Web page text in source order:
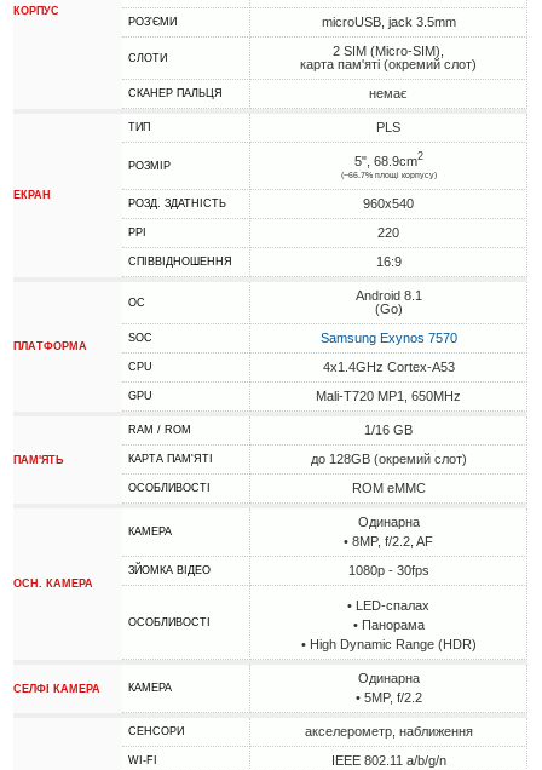
КОРПУС
РОЗ'ЄМИ microUSB, jack 3.5mm
СЛОТИ
2 SIM (Micro-SIM),
карта пам'яті (окремий слот)
СКАНЕР ПАЛЬЦЯ немає
ЕКРАН
ТИП PLS
РОЗМІР 5", 68.9cm2
(~66.7% площі корпусу)
РОЗД. ЗДАТНІСТЬ 960x540
PPI 220
СПІВВІДНОШЕННЯ 16:9
ПЛАТФОРМА
ОС
Android 8.1
(Go)
SOC Samsung Exynos 7570
CPU 4x1.4GHz Cortex-A53
GPU Mali-T720 MP1, 650MHz
ПАМ'ЯТЬ
RAM / ROM 1/16 GB
КАРТА ПАМ'ЯТІ до 128GB (окремий слот)
ОСОБЛИВОСТІ ROM eMMC
ОСН. КАМЕРА
КАМЕРА
Одинарна
• 8MP, f/2.2, AF
ЗЙОМКА ВІДЕО 1080p - 30fps
ОСОБЛИВОСТІ
• LED-спалах
• Панорама
• High Dynamic Range (HDR)
СЕЛФІ КАМЕРА КАМЕРА
Одинарна
• 5MP, f/2.2
СЕНСОРИ акселерометр, наближення
WI-FI IEEE 802.11 a/b/g/n